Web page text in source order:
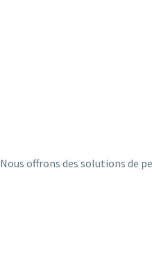
Nous offrons des solutions de